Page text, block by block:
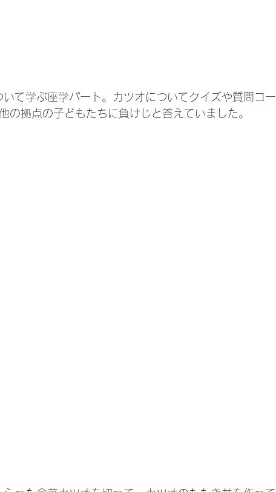
て学ぶ座学パート。カツオについてクイズや質問コー
の拠点の子どもたちに負けじと答えていました。